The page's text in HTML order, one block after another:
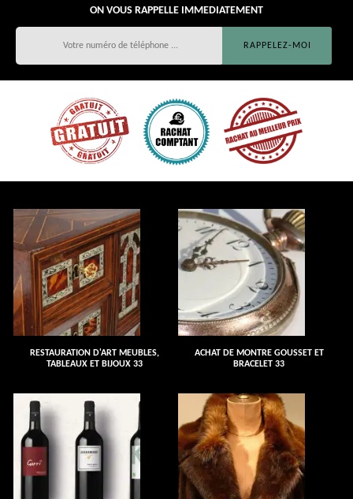
ON VOUS RAPPELLE IMMEDIATEMENT
RESTAURATION D'ART MEUBLES,
TABLEAUX ET BIJOUX 33
ACHAT DE MONTRE GOUSSET ET
BRACELET 33